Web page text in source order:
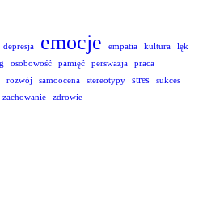
depresja emocje empatia kultura
lęk
osobowość pamięć perswazja
praca
rozwój samoocena stereotypy stres sukces
zachowanie zdrowie